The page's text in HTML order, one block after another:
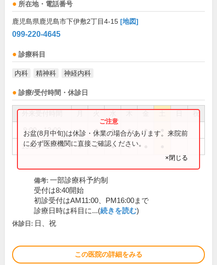
所在地・電話番号
鹿児島県鹿児島市下伊敷2丁目4-15 [地図]
099-220-4645
診療科目
内科 精神科 神経内科
診療/受付時間・休診日
祝
9:00～12:00 ● ● ● ● ●
13:30～17:00 ● ● ● ●
お盆(8月中旬)は休診・休業の場合があります。来院前
に必ず医療機関に直接ご確認ください。
×閉じる
備考: 一部診療科予約制
受付は8:40開始
初診受付はAM11:00、PM16:00まで
診療日時は科目に...(続きを読む)
休診日: 日、祝
この医院の詳細をみる